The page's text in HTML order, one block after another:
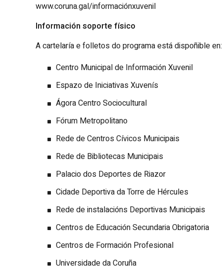
www.coruna.gal/informaciónxuvenil
Información soporte físico
A cartelaría e folletos do programa está dispoñible en:
Centro Municipal de Información Xuvenil
Espazo de Iniciativas Xuvenís
Ágora Centro Sociocultural
Fórum Metropolitano
Rede de Centros Cívicos Municipais
Rede de Bibliotecas Municipais
Palacio dos Deportes de Riazor
Cidade Deportiva da Torre de Hércules
Rede de instalacións Deportivas Municipais
Centros de Educación Secundaria Obrigatoria
Centros de Formación Profesional
Universidade da Coruña